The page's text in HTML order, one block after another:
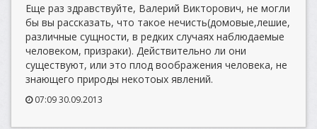
Еще раз здравствуйте, Валерий Викторович, не могли
бы вы рассказать, что такое нечисть(домовые,лешие,
различные сущности, в редких случаях наблюдаемые
человеком, призраки). Действительно ли они
существуют, или это плод воображения человека, не
знающего природы некотоых явлений.
07:09 30.09.2013